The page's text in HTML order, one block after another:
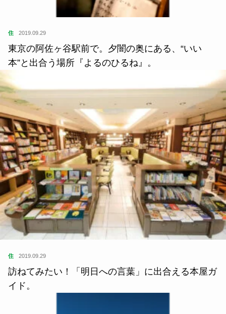
住 2019.09.29
東京の阿佐ヶ谷駅前で。夕闇の奥にある、“いい
本”と出合う場所『よるのひるね』。
住 2019.09.29
訪ねてみたい！「明日への言葉」に出合える本屋ガ
イド。